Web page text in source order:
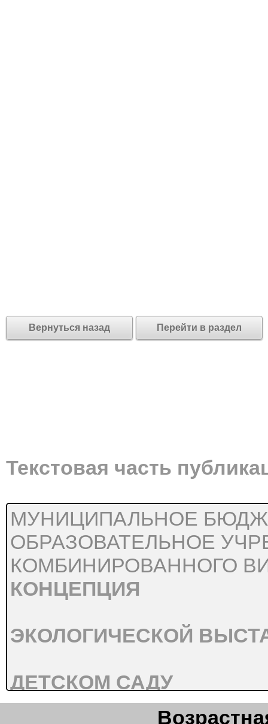
Вернуться назад Перейти в раздел
Текстовая часть
МУНИЦИПАЛЬНОЕ
ОБРАЗОВАТЕЛЬНОЕ
КОМБИНИРОВАННОГО
КОНЦЕПЦИЯ
ЭКОЛОГИЧЕСКОЙ
ДЕТСКОМ САДУ